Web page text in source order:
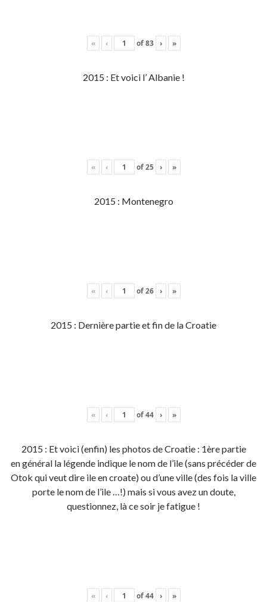
« ‹ of83 › »
2015 : Et voici l’ Albanie !
« ‹ of25 › »
2015 : Montenegro
« ‹ of26 › »
2015 : Dernière partie et fin de la Croatie
« ‹ of44 › »
2015 : Et voici (enfin) les photos de Croatie : 1ère partie
en général la légende indique le nom de l’ile (sans précéder de
Otok qui veut dire ile en croate) ou d’une ville (des fois la ville
porte le nom de l’ile …!) mais si vous avez un doute,
questionnez, là ce soir je fatigue !
« ‹ of44 › »